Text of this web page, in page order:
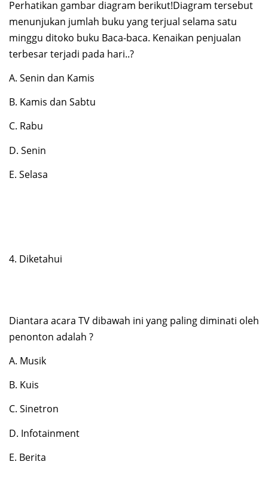
Perhatikan gambar diagram berikut!Diagram tersebut
menunjukan jumlah buku yang terjual selama satu
minggu ditoko buku Baca-baca. Kenaikan penjualan
terbesar terjadi pada hari..?
A. Senin dan Kamis
B. Kamis dan Sabtu
C. Rabu
D. Senin
E. Selasa
4. Diketahui
Diantara acara TV dibawah ini yang paling diminati oleh
penonton adalah ?
A. Musik
B. Kuis
C. Sinetron
D. Infotainment
E. Berita